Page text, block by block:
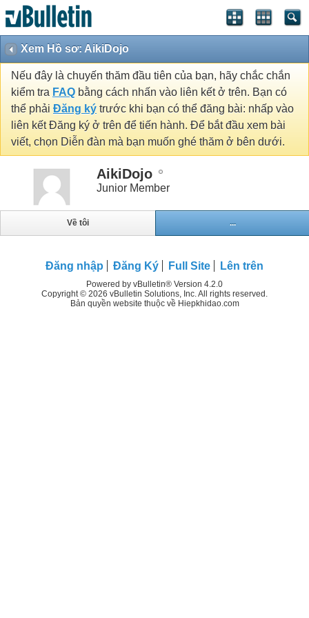
Xem Hồ sơ: AikiDojo
Nếu đây là chuyến thăm đầu tiên của bạn, hãy chắc chắn
kiểm tra FAQ bằng cách nhấn vào liên kết ở trên. Bạn có
thể phải Đăng ký trước khi bạn có thể đăng bài: nhấp vào
liên kết Đăng ký ở trên để tiến hành. Để bắt đầu xem bài
viết, chọn Diễn đàn mà bạn muốn ghé thăm ở bên dưới.
AikiDojo
Junior Member
Về tôi ...
Đăng nhập Đăng Ký Full Site Lên trên
Powered by vBulletin® Version 4.2.0
Copyright © 2026 vBulletin Solutions, Inc. All rights reserved.
Bản quyền website thuộc về Hiepkhidao.com